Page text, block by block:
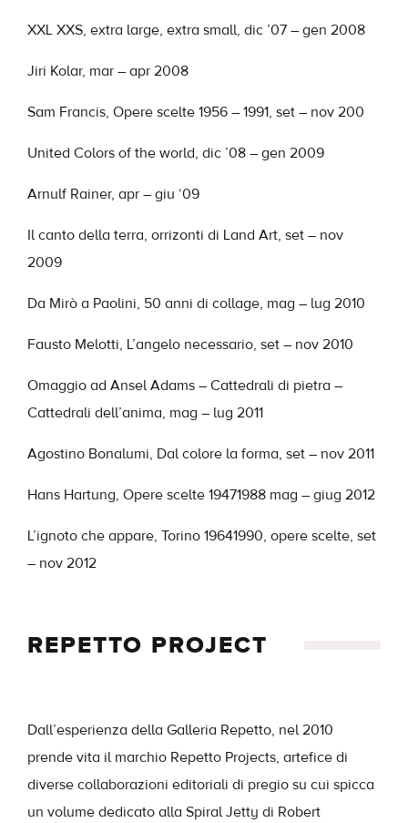
XXL XXS, extra large, extra small, dic ’07 – gen 2008
Jiri Kolar, mar – apr 2008
Sam Francis, Opere scelte 1956 – 1991, set – nov 200
United Colors of the world, dic ’08 – gen 2009
Arnulf Rainer, apr – giu ‘09
Il canto della terra, orrizonti di Land Art, set – nov
2009
Da Mirò a Paolini, 50 anni di collage, mag – lug 2010
Fausto Melotti, L’angelo necessario, set – nov 2010
Omaggio ad Ansel Adams – Cattedrali di pietra –
Cattedrali dell’anima, mag – lug 2011
Agostino Bonalumi, Dal colore la forma, set – nov 2011
Hans Hartung, Opere scelte 1947­1988 mag – giug 2012
L’ignoto che appare, Torino 1964­1990, opere scelte, set
– nov 2012
REPETTO PROJECT
Dall’esperienza della Galleria Repetto, nel 2010
prende vita il marchio Repetto Projects, artefice di
diverse collaborazioni editoriali di pregio su cui spicca
un volume dedicato alla Spiral Jetty di Robert